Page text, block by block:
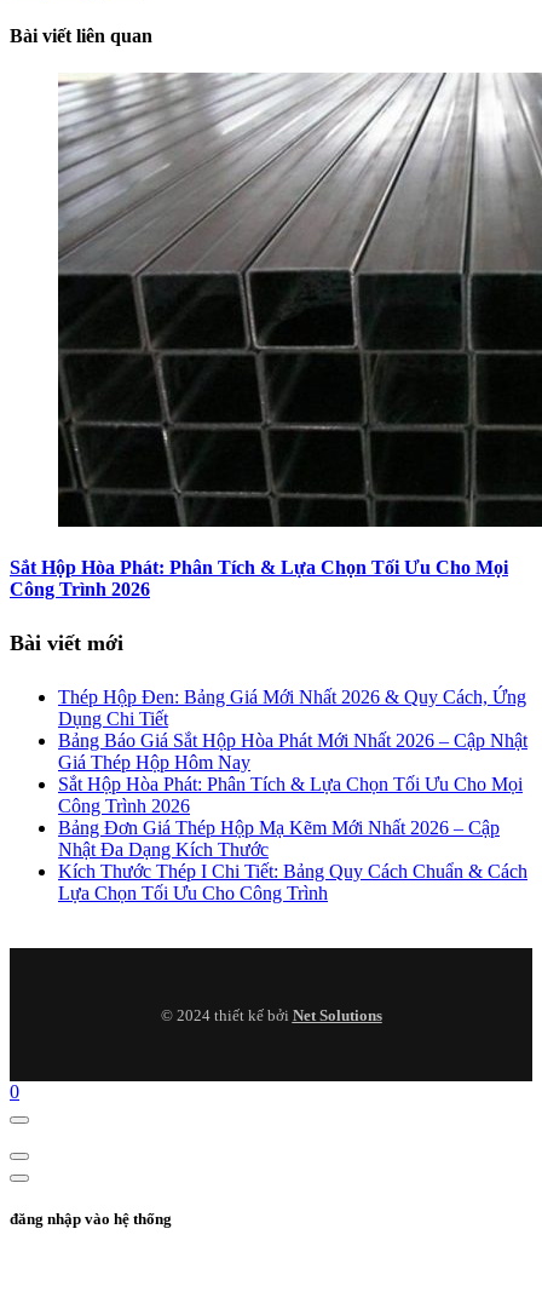
Bài viết liên quan
Sắt Hộp Hòa Phát: Phân Tích & Lựa Chọn Tối Ưu Cho Mọi
Công Trình 2026
Bài viết mới
Thép Hộp Đen: Bảng Giá Mới Nhất 2026 & Quy Cách, Ứng
Dụng Chi Tiết
Bảng Báo Giá Sắt Hộp Hòa Phát Mới Nhất 2026 – Cập Nhật
Giá Thép Hộp Hôm Nay
Sắt Hộp Hòa Phát: Phân Tích & Lựa Chọn Tối Ưu Cho Mọi
Công Trình 2026
Bảng Đơn Giá Thép Hộp Mạ Kẽm Mới Nhất 2026 – Cập
Nhật Đa Dạng Kích Thước
Kích Thước Thép I Chi Tiết: Bảng Quy Cách Chuẩn & Cách
Lựa Chọn Tối Ưu Cho Công Trình
© 2024 thiết kế bởi Net Solutions
0
đăng nhập vào hệ thống